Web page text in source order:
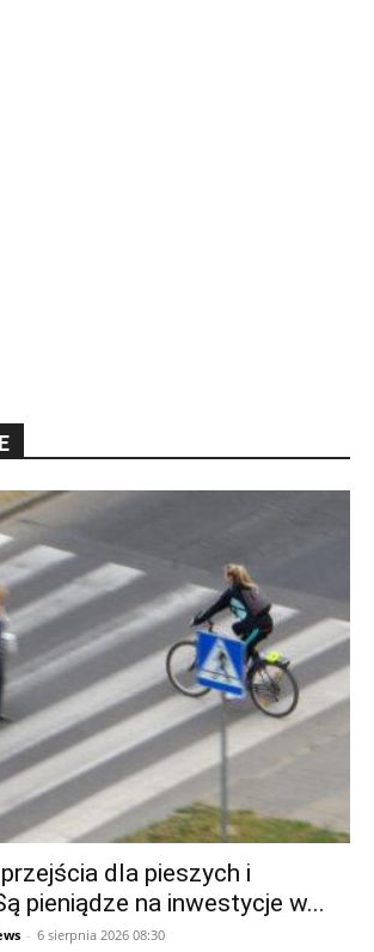
dla pieszych i
pieniądze na inwestycje w...
- 6 sierpnia 2026 08:30